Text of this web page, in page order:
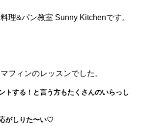
理&パン教室 Sunny Kitchenです。
フィンのレッスンでした。
トする！と言う方もたくさんのいらっし
がしりた〜い♡